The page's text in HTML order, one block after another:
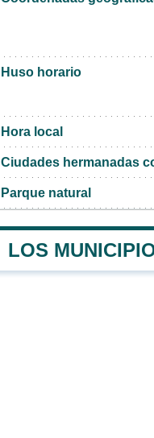
Huso horario
Hora local
Ciudades hermanadas
Parque natural
LOS